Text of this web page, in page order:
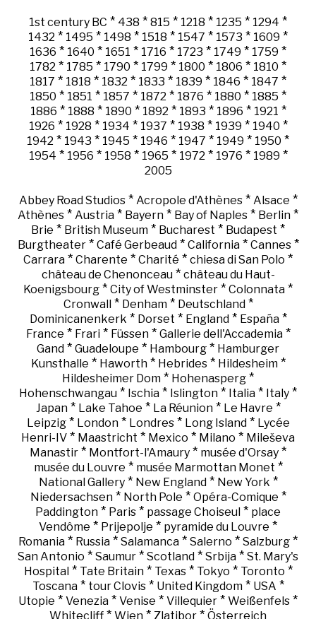
1st century BC * 438 * 815 * 1218 * 1235 * 1294 *
1432 * 1495 * 1498 * 1518 * 1547 * 1573 * 1609 *
1636 * 1640 * 1651 * 1716 * 1723 * 1749 * 1759 *
1782 * 1785 * 1790 * 1799 * 1800 * 1806 * 1810 *
1817 * 1818 * 1832 * 1833 * 1839 * 1846 * 1847 *
1850 * 1851 * 1857 * 1872 * 1876 * 1880 * 1885 *
1886 * 1888 * 1890 * 1892 * 1893 * 1896 * 1921 *
1926 * 1928 * 1934 * 1937 * 1938 * 1939 * 1940 *
1942 * 1943 * 1945 * 1946 * 1947 * 1949 * 1950 *
1954 * 1956 * 1958 * 1965 * 1972 * 1976 * 1989 *
2005
Abbey Road Studios* Acropole d'Athènes* Alsace *
Athènes * Austria * Bayern * Bay of Naples * Berlin *
Brie * British Museum * Bucharest * Budapest *
Burgtheater* Café Gerbeaud* California* Cannes*
Carrara * Charente * Charité * chiesa di San Polo *
château de Chenonceau* château du Haut-
Koenigsbourg * City of Westminster * Colonnata *
Cronwall* Denham* Deutschland*
Dominicanenkerk * Dorset * England* España*
France * Frari* Füssen* Gallerie dell'Accademia*
Gand * Guadeloupe * Hambourg * Hamburger
Kunsthalle * Haworth* Hebrides* Hildesheim*
Hildesheimer Dom * Hohenasperg *
Hohenschwangau * Ischia * Islington * Italia * Italy *
Japan* Lake Tahoe * La Réunion* Le Havre *
Leipzig* London* Londres* Long Island* Lycée
Henri-IV * Maastricht * Mexico * Milano * Mileševa
Manastir * Montfort-l'Amaury * musée d'Orsay *
musée du Louvre * musée Marmottan Monet *
National Gallery* New England* New York *
Niedersachsen* North Pole * Opéra-Comique *
Paddington * Paris * passage Choiseul * place
Vendôme * Prijepolje * pyramide du Louvre *
Romania * Russia * Salamanca * Salerno * Salzburg *
San Antonio * Saumur * Scotland * Srbija * St. Mary's
Hospital* Tate Britain* Texas* Tokyo * Toronto *
Toscana* tour Clovis* United Kingdom* USA *
Utopie * Venezia * Venise * Villequier * Weißenfels *
Whitecliff * Wien * Zlatibor * Österreich